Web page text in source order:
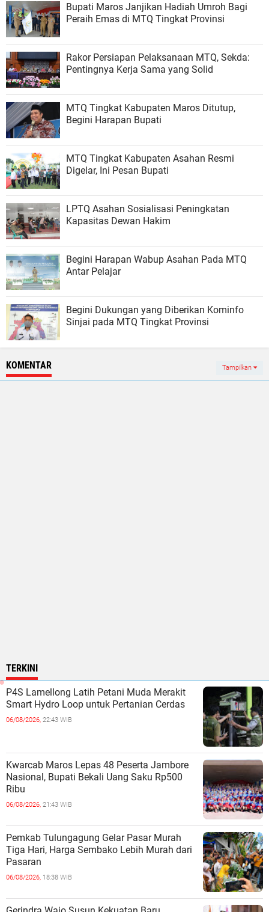
Bupati Maros Janjikan Hadiah Umroh Bagi
Peraih Emas di MTQ Tingkat Provinsi
Rakor Persiapan Pelaksanaan MTQ, Sekda:
Pentingnya Kerja Sama yang Solid
MTQ Tingkat Kabupaten Maros Ditutup,
Begini Harapan Bupati
MTQ Tingkat Kabupaten Asahan Resmi
Digelar, Ini Pesan Bupati
LPTQ Asahan Sosialisasi Peningkatan
Kapasitas Dewan Hakim
Begini Harapan Wabup Asahan Pada MTQ
Antar Pelajar
Begini Dukungan yang Diberikan Kominfo
Sinjai pada MTQ Tingkat Provinsi
KOMENTAR Tampilkan
TERKINI
P4S Lamellong Latih Petani Muda Merakit
Smart Hydro Loop untuk Pertanian Cerdas
06/08/2026, 22:43 WIB
Kwarcab Maros Lepas 48 Peserta Jambore
Nasional, Bupati Bekali Uang Saku Rp500
Ribu
06/08/2026, 21:43 WIB
Pemkab Tulungagung Gelar Pasar Murah
Tiga Hari, Harga Sembako Lebih Murah dari
Pasaran
06/08/2026, 18:38 WIB